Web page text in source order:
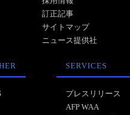
訂正記事
サイトマップ
ニュース提供社
SERVICES
プレスリリース
AFP WAA